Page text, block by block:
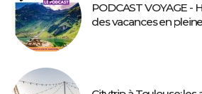
PODCAST VOYAGE -
des vacances en